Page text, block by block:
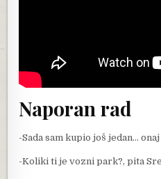
Naporan rad
-Sada sam kupio još jedan…
-Koliki ti je vozni park?, pita